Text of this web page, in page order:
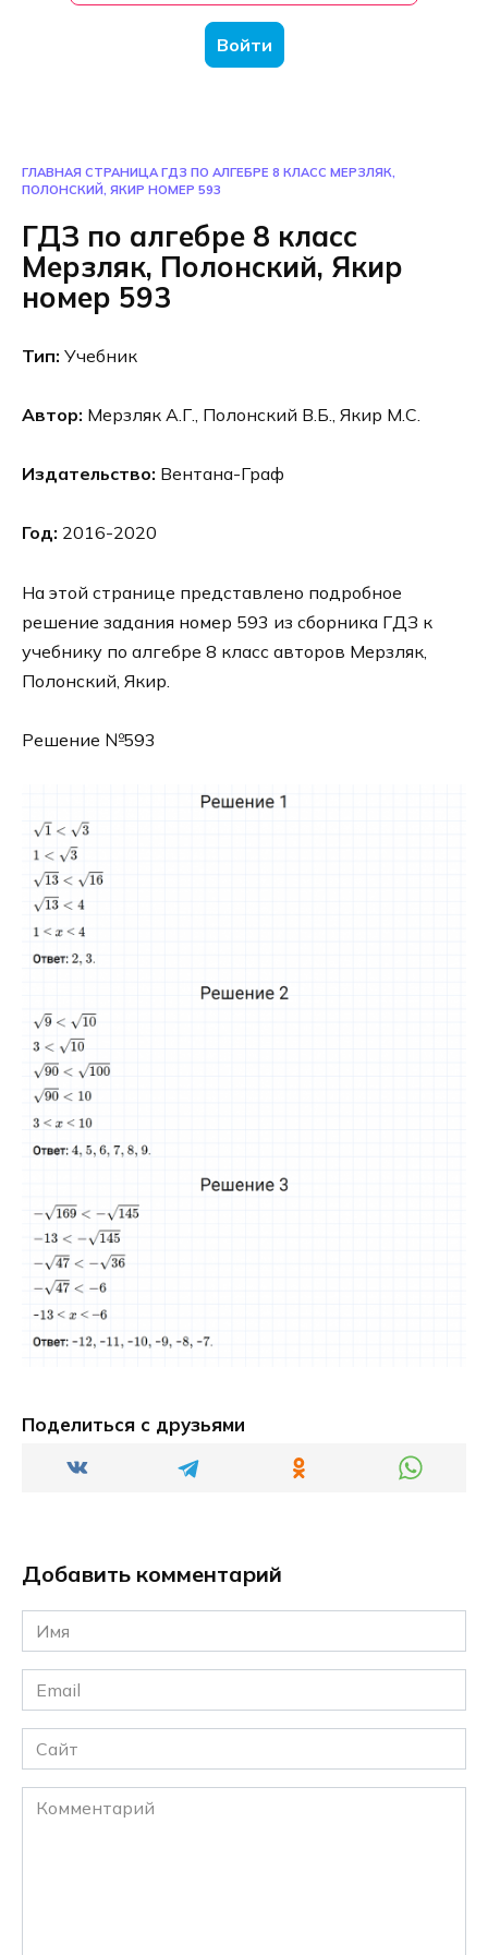
Войти
ГЛАВНАЯ СТРАНИЦА ГДЗ ПО АЛГЕБРЕ 8 КЛАСС МЕРЗЛЯК,
ПОЛОНСКИЙ, ЯКИР НОМЕР 593
ГДЗ по алгебре 8 класс
Мерзляк, Полонский, Якир
номер 593
Тип: Учебник
Автор: Мерзляк А.Г., Полонский В.Б., Якир М.С.
Издательство: Вентана-Граф
Год: 2016-2020
На этой странице представлено подробное
решение задания номер 593 из сборника ГДЗ к
учебнику по алгебре 8 класс авторов Мерзляк,
Полонский, Якир.
Решение №593
Поделиться с друзьями
Добавить комментарий
Имя
*
Email
*
Сайт
Комментарий